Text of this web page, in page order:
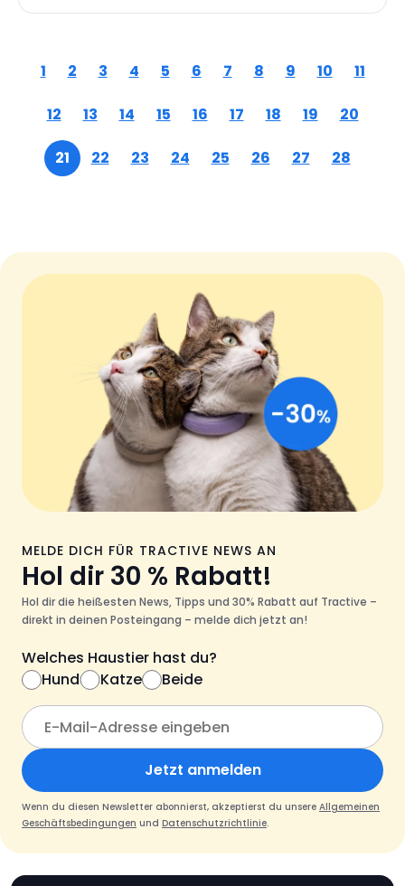
1 2 3 4 5 6 7 8 9 10 11
12 13 14 15 16 17 18 19 20
21 22 23 24 25 26 27 28
MELDE DICH FÜR TRACTIVE NEWS AN
Hol dir 30 % Rabatt!
Hol dir die heißesten News, Tipps und 30% Rabatt auf Tractive –
direkt in deinen Posteingang – melde dich jetzt an!
Welches Haustier hast du?
Hund
Katze Beide
Jetzt anmelden
Wenn du diesen Newsletter abonnierst, akzeptierst du unsere Allgemeinen
Geschäftsbedingungen und Datenschutzrichtlinie.